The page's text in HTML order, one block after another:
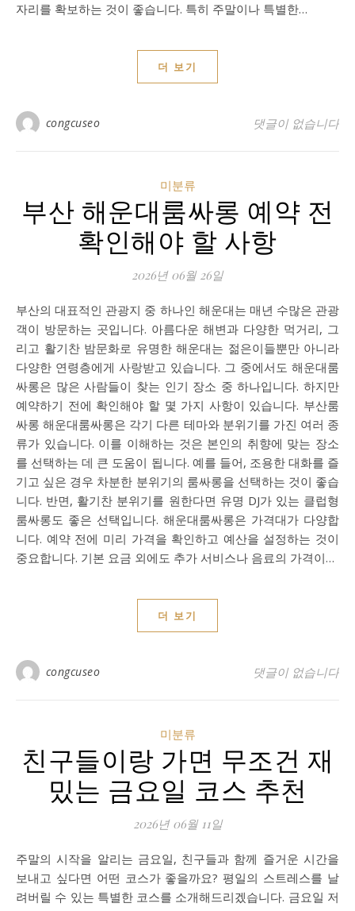
자리를 확보하는 것이 좋습니다. 특히 주말이나 특별한…
더 보기
congcuseo 댓글이 없습니다
미분류
부산 해운대룸싸롱 예약 전
확인해야 할 사항
2026년 06월 26일
부산의 대표적인 관광지 중 하나인 해운대는 매년 수많은 관광
객이 방문하는 곳입니다. 아름다운 해변과 다양한 먹거리, 그
리고 활기찬 밤문화로 유명한 해운대는 젊은이들뿐만 아니라
다양한 연령층에게 사랑받고 있습니다. 그 중에서도 해운대룸
싸롱은 많은 사람들이 찾는 인기 장소 중 하나입니다. 하지만
예약하기 전에 확인해야 할 몇 가지 사항이 있습니다. 부산룸
싸롱 해운대룸싸롱은 각기 다른 테마와 분위기를 가진 여러 종
류가 있습니다. 이를 이해하는 것은 본인의 취향에 맞는 장소
를 선택하는 데 큰 도움이 됩니다. 예를 들어, 조용한 대화를 즐
기고 싶은 경우 차분한 분위기의 룸싸롱을 선택하는 것이 좋습
니다. 반면, 활기찬 분위기를 원한다면 유명 DJ가 있는 클럽형
룸싸롱도 좋은 선택입니다. 해운대룸싸롱은 가격대가 다양합
니다. 예약 전에 미리 가격을 확인하고 예산을 설정하는 것이
중요합니다. 기본 요금 외에도 추가 서비스나 음료의 가격이…
더 보기
congcuseo 댓글이 없습니다
미분류
친구들이랑 가면 무조건 재
밌는 금요일 코스 추천
2026년 06월 11일
주말의 시작을 알리는 금요일, 친구들과 함께 즐거운 시간을
보내고 싶다면 어떤 코스가 좋을까요? 평일의 스트레스를 날
려버릴 수 있는 특별한 코스를 소개해드리겠습니다. 금요일 저